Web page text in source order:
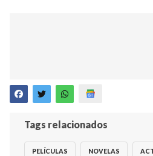
Tags relacionados
PELÍCULAS NOVELAS